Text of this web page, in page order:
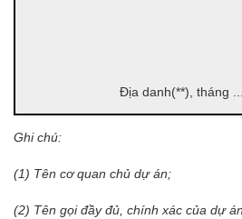
Địa danh(**), tháng ...
Ghi chú:
(1) Tên cơ quan chủ dự án;
(2) Tên gọi đầy đủ, chính xác của dự